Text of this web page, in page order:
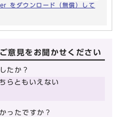
をダウンロード（無償）して
意見をお聞かせください
たか？
らともいえない
ったですか？